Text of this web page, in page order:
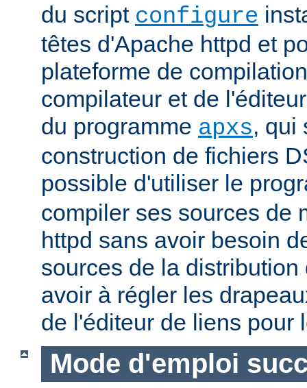
du script configure
têtes d'Apache httpd et
plateforme de
compilateur et de
du programme apxs, qui
construction de fichiers
possible d'utiliser le
compiler ses sources de
httpd sans avoir besoin
sources de la
avoir à régler les
de l'éditeur de liens pour
Mode d'emploi